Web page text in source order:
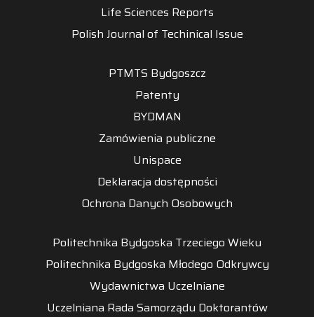
Life Sciences Reports
Polish Journal of Techinical Issue
PTMTS Bydgoszcz
Patenty
BYDMAN
Zamówienia publiczne
Unispace
Deklaracja dostępności
Ochrona Danych Osobowych
Politechnika Bydgoska Trzeciego Wieku
Politechnika Bydgoska Młodego Odkrywcy
Wydawnictwa Uczelniane
Uczelniana Rada Samorządu Doktorantów